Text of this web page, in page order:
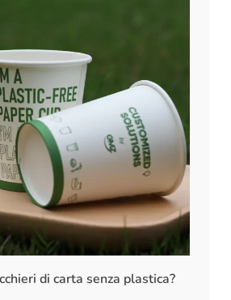
di carta senza plastica?